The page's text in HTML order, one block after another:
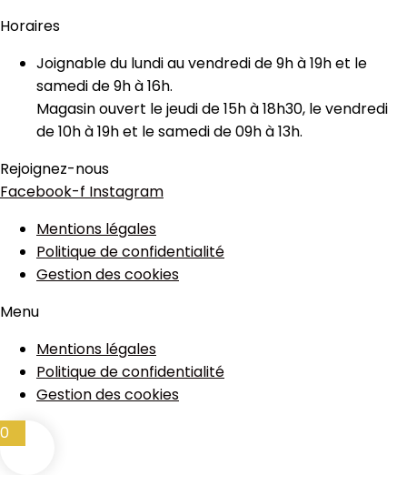
Horaires
Joignable du lundi au vendredi de 9h à 19h et le
samedi de 9h à 16h.
Magasin ouvert le jeudi de 15h à 18h30, le vendredi
de 10h à 19h et le samedi de 09h à 13h.
Rejoignez-nous
Facebook-f Instagram
Mentions légales
Politique de confidentialité
Gestion des cookies
Menu
Mentions légales
Politique de confidentialité
Gestion des cookies
0